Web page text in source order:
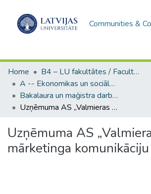
Communities &
Home
B4 – LU fakultātes / Faculties of the UL
A -- Ekonomikas un sociālo zinātņu fakultāte / Faculty of Economics and Social Sciences
Bakalaura un maģistra darbi (ESZF) / Bachelor's and Master's theses
Uzņēmuma AS „Valmieras Piens” mārketinga komunikāciju analīze.
Uzņēmuma AS
mārketinga